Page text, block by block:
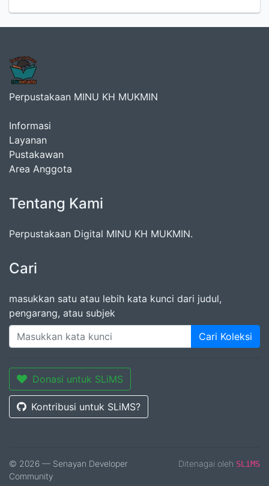
Perpustakaan MINU KH MUKMIN
Informasi
Layanan
Pustakawan
Area Anggota
Tentang Kami
Perpustakaan Digital MINU KH MUKMIN.
Cari
masukkan satu atau lebih kata kunci dari judul,
pengarang, atau subjek
Cari Koleksi
Donasi untuk SLiMS
Kontribusi untuk SLiMS?
© 2026 — Senayan Developer
Community
Ditenagai oleh SLiMS